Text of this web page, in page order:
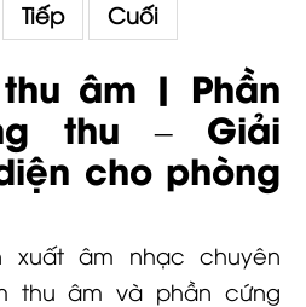
Tiếp Cuối
âm | Phần
thu – Giải
cho phòng
xuất âm nhạc chuyên
thu âm và phần cứng